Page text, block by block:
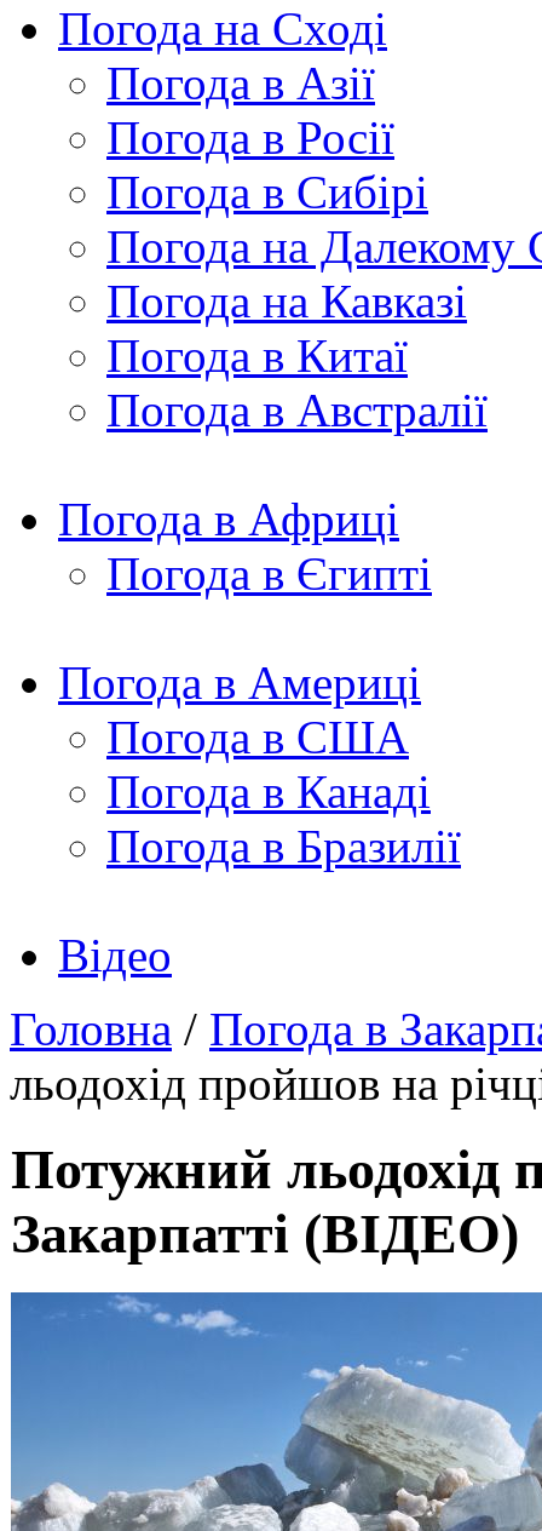
Погода на Сході
Погода в Азії
Погода в Росії
Погода в Сибірі
Погода на Далекому
Погода на Кавказі
Погода в Китаї
Погода в Австралії
Погода в Африці
Погода в Єгипті
Погода в Америці
Погода в США
Погода в Канаді
Погода в Бразилії
Відео
Головна / Погода в
льодохід пройшов на
Потужний льодохід
Закарпатті (ВІДЕО)